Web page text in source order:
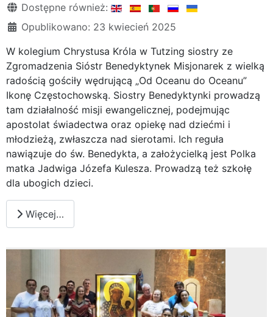
Szczegóły
Dostępne również:
Opublikowano: 23 kwiecień 2025
W kolegium Chrystusa Króla w Tutzing siostry ze
Zgromadzenia Sióstr Benedyktynek Misjonarek z wielką
radością gościły wędrującą „Od Oceanu do Oceanu”
Ikonę Częstochowską. Siostry Benedyktynki prowadzą
tam działalność misji ewangelicznej, podejmując
apostolat świadectwa oraz opiekę nad dziećmi i
młodzieżą, zwłaszcza nad sierotami. Ich reguła
nawiązuje do św. Benedykta, a założycielką jest Polka
matka Jadwiga Józefa Kulesza. Prowadzą też szkołę
dla ubogich dzieci.
Więcej…